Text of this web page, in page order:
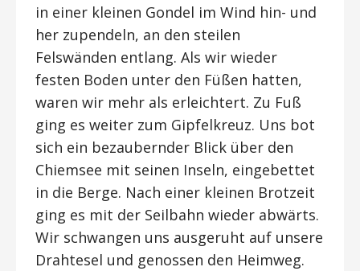
in einer kleinen Gondel im Wind hin- und
her zupendeln, an den steilen
Felswänden entlang. Als wir wieder
festen Boden unter den Füßen hatten,
waren wir mehr als erleichtert. Zu Fuß
ging es weiter zum Gipfelkreuz. Uns bot
sich ein bezaubernder Blick über den
Chiemsee mit seinen Inseln, eingebettet
in die Berge. Nach einer kleinen Brotzeit
ging es mit der Seilbahn wieder abwärts.
Wir schwangen uns ausgeruht auf unsere
Drahtesel und genossen den Heimweg.